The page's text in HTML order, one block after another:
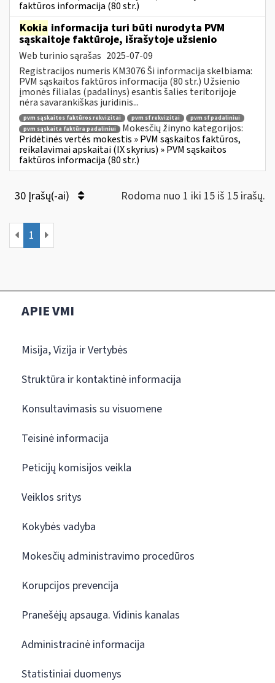
faktūros informacija (80 str.)
Kokia informacija turi būti nurodyta PVM
sąskaitoje faktūroje, išrašytoje užsienio
Web turinio sąrašas 2025-07-09
Registracijos numeris KM3076 Ši informacija skelbiama:
PVM sąskaitos faktūros informacija (80 str.) Užsienio
įmonės filialas (padalinys) esantis šalies teritorijoje
nėra savarankiškas juridinis...
pvm sąskaitos faktūros rekvizitai pvm sf rekvizitai
pvm sf padaliniui
pvm sąskaita faktūra padaliniui
Mokesčių žinyno kategorijos:
Pridėtinės vertės mokestis » PVM sąskaitos faktūros,
reikalavimai apskaitai (IX skyrius) » PVM sąskaitos
faktūros informacija (80 str.)
30 Įrašų(-ai) Rodoma nuo 1 iki 15 iš 15 irašų.
1
APIE VMI
Misija, Vizija ir Vertybės
Struktūra ir kontaktinė informacija
Konsultavimasis su visuomene
Teisinė informacija
Peticijų komisijos veikla
Veiklos sritys
Kokybės vadyba
Mokesčių administravimo procedūros
Korupcijos prevencija
Pranešėjų apsauga. Vidinis kanalas
Administracinė informacija
Statistiniai duomenys